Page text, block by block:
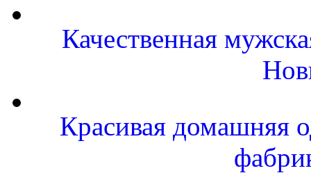
Качественная
Красивая домашняя